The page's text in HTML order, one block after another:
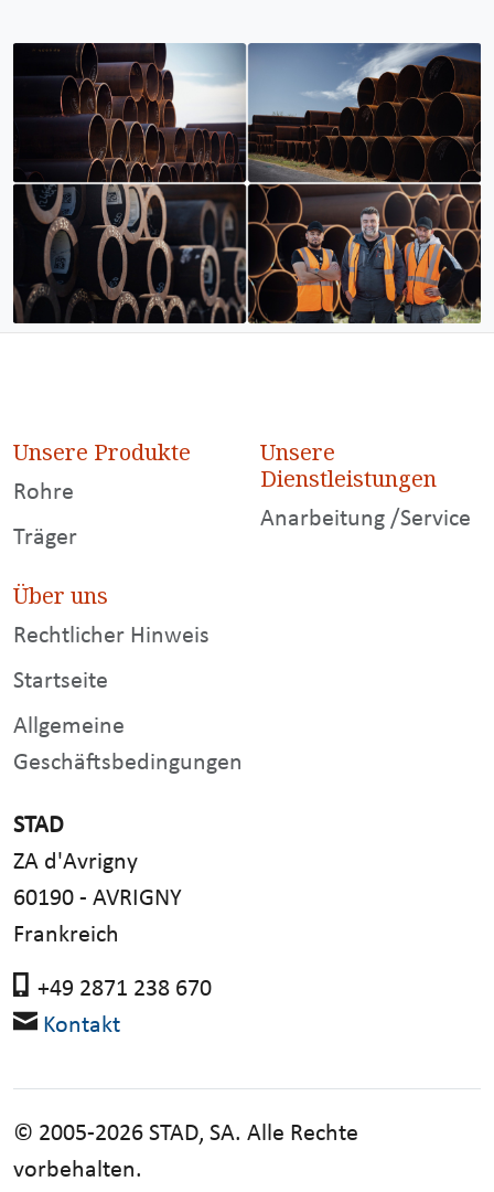
Unsere Produkte
Rohre
Träger
Unsere
Dienstleistungen
Anarbeitung /Service
Über uns
Rechtlicher Hinweis
Startseite
Allgemeine
Geschäftsbedingungen
STAD
ZA d'Avrigny
60190 - AVRIGNY
Frankreich
+49 2871 238 670
Kontakt
© 2005-2026 STAD, SA. Alle Rechte
vorbehalten.